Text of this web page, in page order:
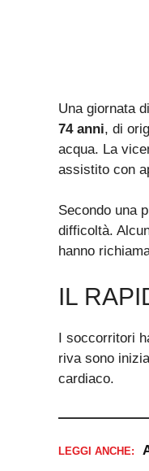
Una giornata
74 anni, di
acqua. La
assistito con
Secondo una
difficoltà.
hanno
IL
I soccorritori
riva sono
cardiaco.
LEGGI ANCHE: